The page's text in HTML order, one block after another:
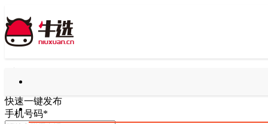
快速一键发布
手机号码*